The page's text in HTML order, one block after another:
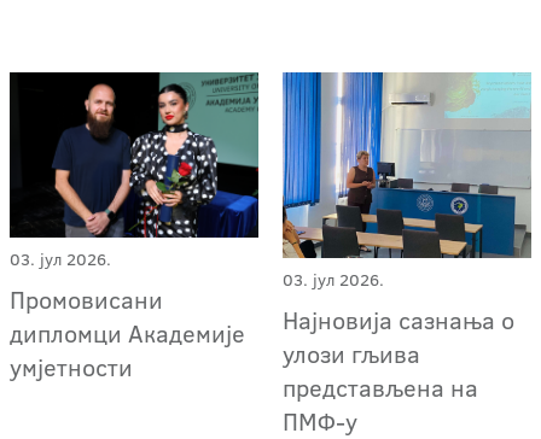
03. јул 2026.
Промовисани
дипломци Академије
умјетности
03. јул 2026.
Најновија сазнања о
улози гљива
представљена на
ПМФ-у